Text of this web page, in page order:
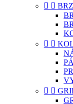
 
 
 